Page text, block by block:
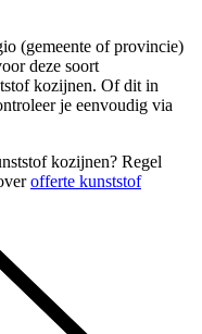
(gemeente of provincie)
deze soort
kozijnen. Of dit in
je eenvoudig via
kozijnen? Regel
offerte kunststof